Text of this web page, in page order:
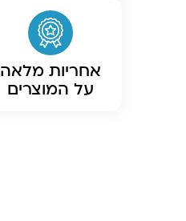
אחריות מלאה
על המוצרים